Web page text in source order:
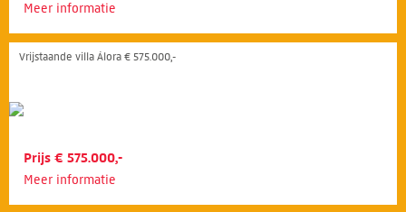
Meer informatie
Vrijstaande villa Álora € 575.000,-
Prijs € 575.000,-
Meer informatie